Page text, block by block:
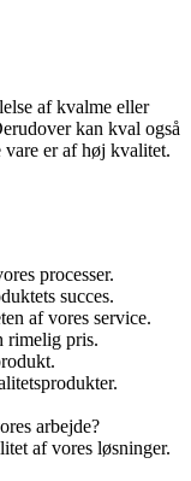
af kvalme eller
kan kval også
er af høj kvalitet.
processer.
succes.
af vores service.
rimelig pris.
arbejde?
af vores løsninger.